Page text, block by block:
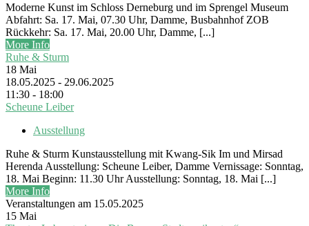
Moderne Kunst im Schloss Derneburg und im Sprengel Museum
Abfahrt: Sa. 17. Mai, 07.30 Uhr, Damme, Busbahnhof ZOB
Rückkehr: Sa. 17. Mai, 20.00 Uhr, Damme, [...]
More Info
Ruhe & Sturm
18 Mai
18.05.2025 - 29.06.2025
11:30 - 18:00
Scheune Leiber
Ausstellung
Ruhe & Sturm Kunstausstellung mit Kwang-Sik Im und Mirsad
Herenda Ausstellung: Scheune Leiber, Damme Vernissage: Sonntag,
18. Mai Beginn: 11.30 Uhr Ausstellung: Sonntag, 18. Mai [...]
More Info
Veranstaltungen am 15.05.2025
15 Mai